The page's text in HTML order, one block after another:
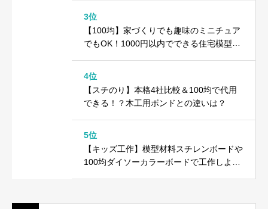
3位
【100均】家づくりでも趣味のミニチュア
でもOK！1000円以内でできる住宅模型の
4位
【スチのり】本格4社比較＆100均で代用
できる！？木工用ボンドとの違いは？
5位
【キッズ工作】模型材料スチレンボードや
100均ダイソーカラーボードで工作しよ